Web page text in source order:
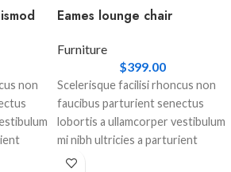
non
in.
Eames lounge chair
Furniture
$399.00
Scelerisque facilisi rhoncus non
faucibus parturient senectus
lobortis a ullamcorper vestibulum
mi nibh ultricies a parturient
gravida a vestibulum leo sem in.